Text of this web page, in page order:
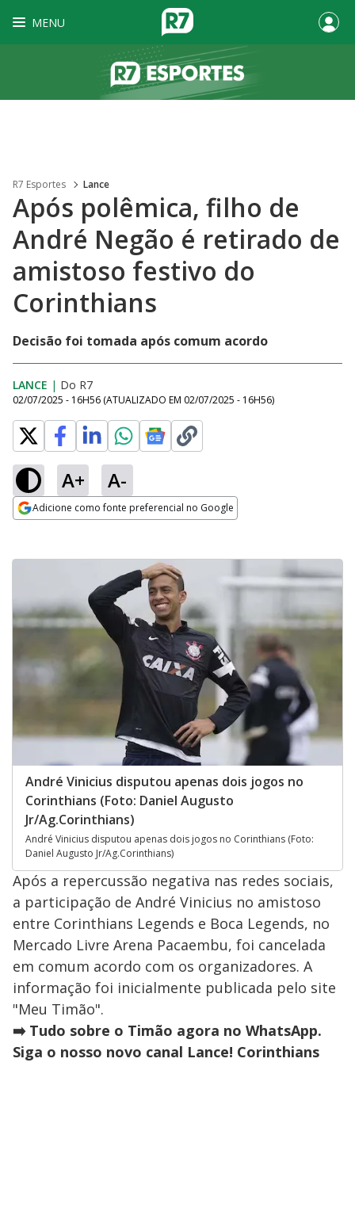
MENU
R7 Esportes Lance
Após polêmica, filho de
André Negão é retirado de
amistoso festivo do
Corinthians
Decisão foi tomada após comum acordo
LANCE | Do R7
02/07/2025 - 16H56 (ATUALIZADO EM 02/07/2025 - 16H56)
A+ A-
Adicione como fonte preferencial no Google
André Vinicius disputou apenas dois jogos no
Corinthians (Foto: Daniel Augusto
Jr/Ag.Corinthians)
André Vinicius disputou apenas dois jogos no Corinthians (Foto:
Daniel Augusto Jr/Ag.Corinthians)
Após a repercussão negativa nas redes sociais,
a participação de André Vinicius no amistoso
entre Corinthians Legends e Boca Legends, no
Mercado Livre Arena Pacaembu, foi cancelada
em comum acordo com os organizadores. A
informação foi inicialmente publicada pelo site
"Meu Timão".
➡️ Tudo sobre o Timão agora no WhatsApp.
Siga o nosso novo canal Lance! Corinthians